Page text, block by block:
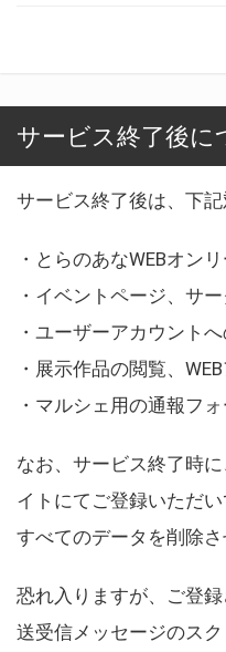
サービス終了後に
サービス終了後は、下記
・とらのあなWEBオン
・イベントページ、サ
・ユーザーアカウント
・展示作品の閲覧、
・マルシェ用の通報フ
なお、サービス終了時
イトにてご登録いただい
すべてのデータを削除さ
恐れ入りますが、ご登録
送受信メッセージのス